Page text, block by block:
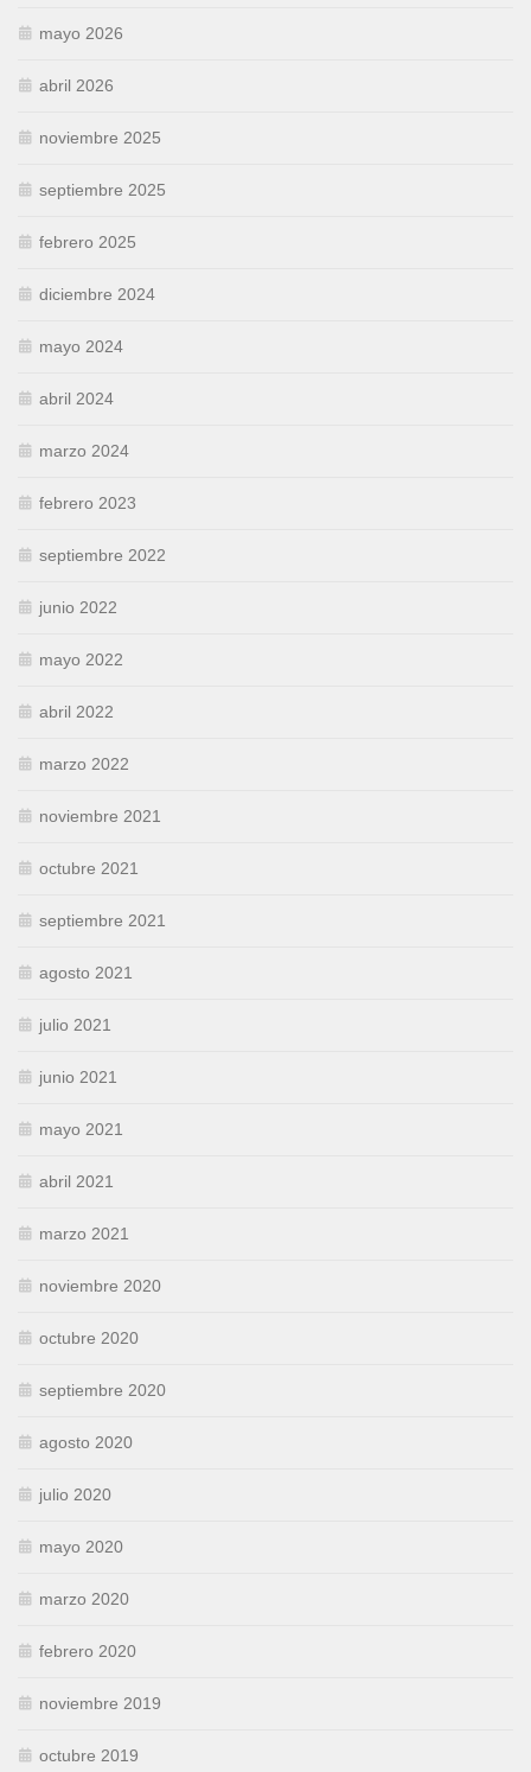
mayo 2026
abril 2026
noviembre 2025
septiembre 2025
febrero 2025
diciembre 2024
mayo 2024
abril 2024
marzo 2024
febrero 2023
septiembre 2022
junio 2022
mayo 2022
abril 2022
marzo 2022
noviembre 2021
octubre 2021
septiembre 2021
agosto 2021
julio 2021
junio 2021
mayo 2021
abril 2021
marzo 2021
noviembre 2020
octubre 2020
septiembre 2020
agosto 2020
julio 2020
mayo 2020
marzo 2020
febrero 2020
noviembre 2019
octubre 2019